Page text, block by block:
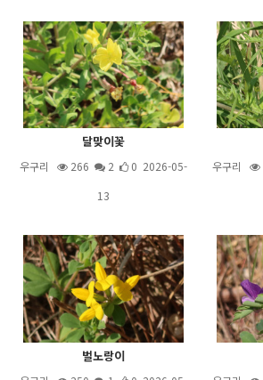
달맞이꽃
우구리 266 2
0 2026-05-
13
우구리
벌노랑이